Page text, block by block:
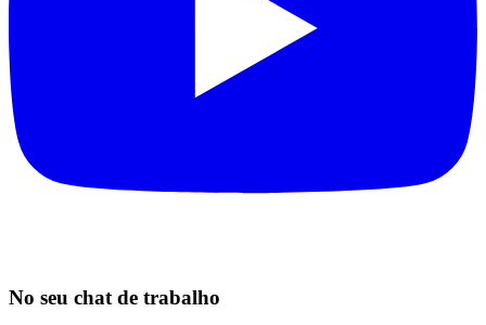
No seu chat de trabalho